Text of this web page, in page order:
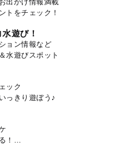
出かけ情報満載
トをチェック！
遊び！
ョン情報など
水遊びスポット
ック
っきり遊ぼう♪
！